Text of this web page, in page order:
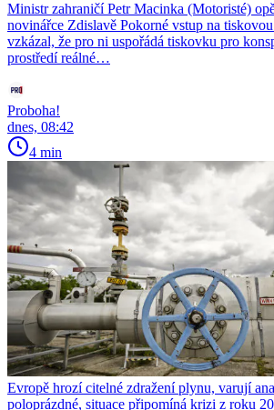
Ministr zahraničí Petr Macinka (Motoristé)
novinářce Zdislavě Pokorné vstup na
vzkázal, že pro ni uspořádá tiskovku pro
prostředí reálné…
Proboha!
dnes, 08:42
4 min
Evropě hrozí citelné zdražení plynu, varují
poloprázdné, situace připomíná krizi z roku